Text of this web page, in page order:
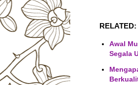
RELATED:
Awal
Segala